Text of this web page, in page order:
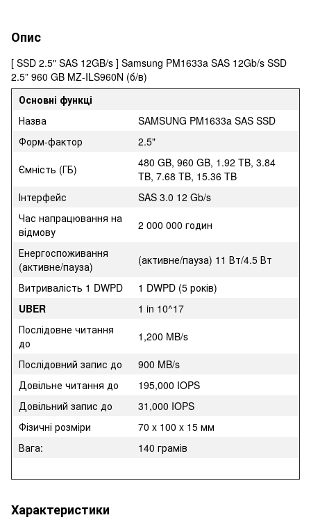
Опис
[ SSD 2.5" SAS 12GB/s ] Samsung PM1633a SAS 12Gb/s SSD
2.5” 960 GB MZ-ILS960N (б/в)
Основні функці
Назва
SAMSUNG PM1633a SAS SSD
Форм-фактор
2.5"
Ємність (ГБ)
480 GB, 960 GB, 1.92 TB, 3.84
TB, 7.68 TB, 15.36 TB
Інтерфейс
SAS 3.0 12 Gb/s
Час напрацювання на
відмову
2 000 000 годин
Енергоспоживання
(активне/пауза)
(активне/пауза) 11 Вт/4.5 Вт
Витривалість 1 DWPD
1 DWPD (5 років)
UBER
1 in 10^17
Послідовне читання
до
1,200 MB/s
Послідовний запис до
900 MB/s
Довільне читання до
195,000 IOPS
Довільний запис до
31,000 IOPS
Фізичні розміри
70 x 100 x 15 мм
Вага:
140 грамів
Характеристики